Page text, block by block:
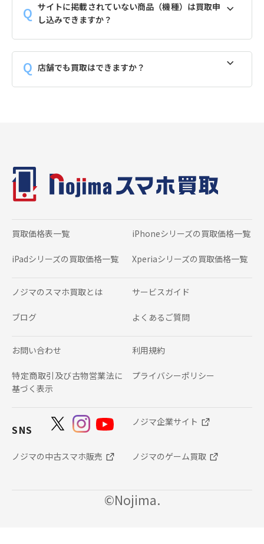
サイトに掲載されていない商品（機種）は買取申
し込みできますか？
店舗でも買取はできますか？
買取価格表一覧 iPhoneシリーズの 買取価格一覧
iPadシリーズの 買取価格一覧 Xperiaシリーズの 買取価格一覧
ノジマのスマホ買取とは サービスガイド
ブログ よくあるご質問
お問い合わせ 利用規約
特定商取引及び古物営業法に
基づく表示
プライバシーポリシー
SNS
ノジマ企業サイト
ノジマの中古スマホ販売 ノジマのゲーム買取
©Nojima.